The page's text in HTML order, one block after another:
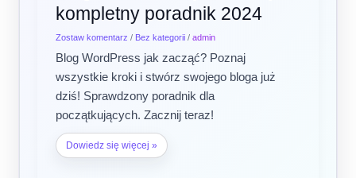
kompletny poradnik 2024
Zostaw komentarz / Bez kategorii/ admin
Blog WordPress jak zacząć? Poznaj
wszystkie kroki i stwórz swojego bloga już
dziś! Sprawdzony poradnik dla
początkujących. Zacznij teraz!
Dowiedz się więcej »